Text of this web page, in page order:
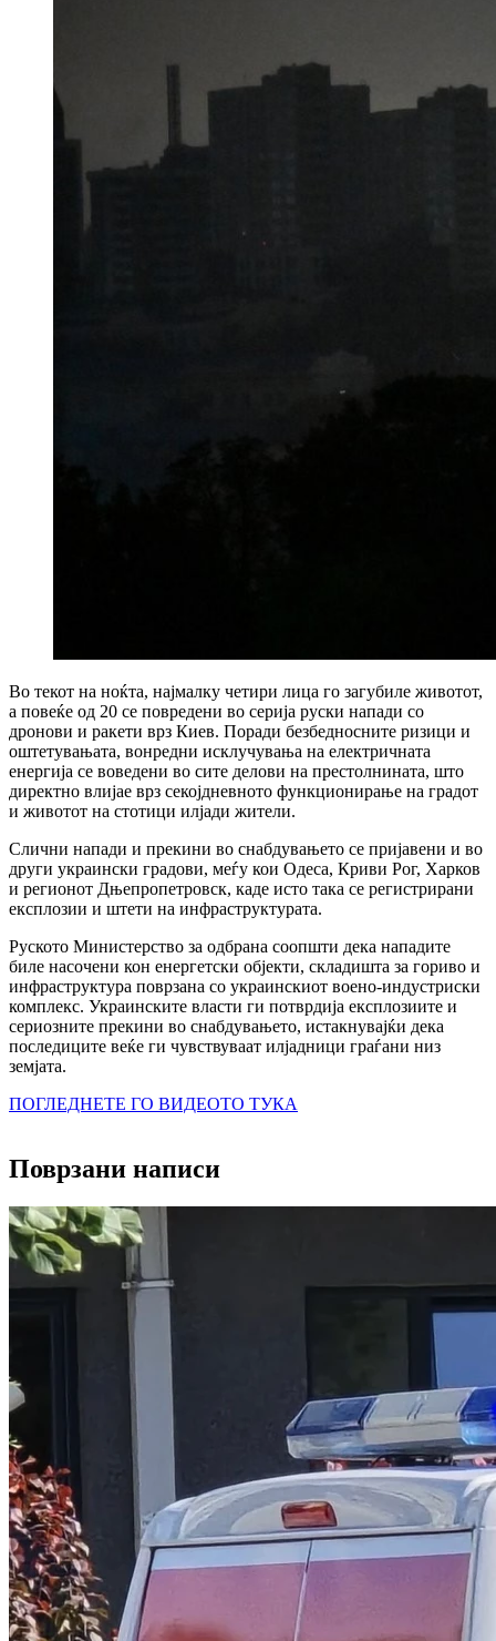
Во текот на ноќта, најмалку четири лица го загубиле животот,
а повеќе од 20 се повредени во серија руски напади со
дронови и ракети врз Киев. Поради безбедносните ризици и
оштетувањата, вонредни исклучувања на електричната
енергија се воведени во сите делови на престолнината, што
директно влијае врз секојдневното функционирање на градот
и животот на стотици илјади жители.
Слични напади и прекини во снабдувањето се пријавени и во
други украински градови, меѓу кои Одеса, Криви Рог, Харков
и регионот Дњепропетровск, каде исто така се регистрирани
експлозии и штети на инфраструктурата.
Руското Министерство за одбрана соопшти дека нападите
биле насочени кон енергетски објекти, складишта за гориво и
инфраструктура поврзана со украинскиот воено-индустриски
комплекс. Украинските власти ги потврдија експлозиите и
сериозните прекини во снабдувањето, истакнувајќи дека
последиците веќе ги чувствуваат илјадници граѓани низ
земјата.
ПОГЛЕДНЕТЕ ГО ВИДЕОТО ТУКА
Поврзани написи